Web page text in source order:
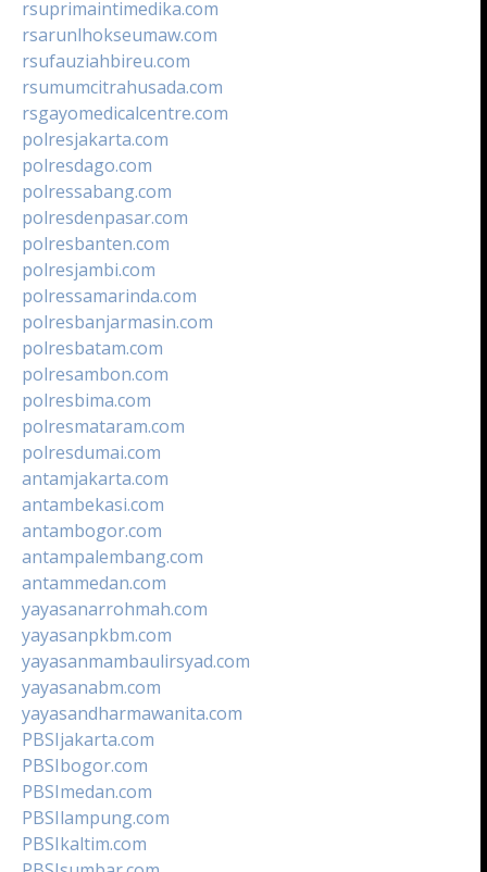
rsuprimaintimedika.com
rsarunlhokseumaw.com
rsufauziahbireu.com
rsumumcitrahusada.com
rsgayomedicalcentre.com
polresjakarta.com
polresdago.com
polressabang.com
polresdenpasar.com
polresbanten.com
polresjambi.com
polressamarinda.com
polresbanjarmasin.com
polresbatam.com
polresambon.com
polresbima.com
polresmataram.com
polresdumai.com
antamjakarta.com
antambekasi.com
antambogor.com
antampalembang.com
antammedan.com
yayasanarrohmah.com
yayasanpkbm.com
yayasanmambaulirsyad.com
yayasanabm.com
yayasandharmawanita.com
PBSIjakarta.com
PBSIbogor.com
PBSImedan.com
PBSIlampung.com
PBSIkaltim.com